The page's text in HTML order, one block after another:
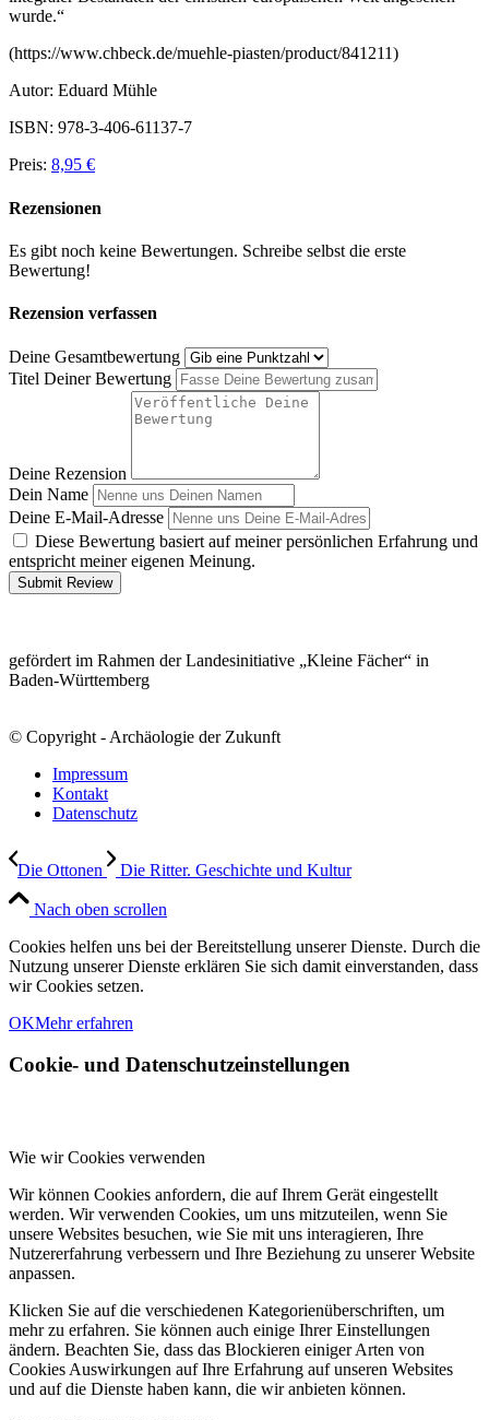
wurde.“
(https://www.chbeck.de/muehle-piasten/product/841211)
Autor: Eduard Mühle
ISBN: 978-3-406-61137-7
Preis: 8,95 €
Rezensionen
Es gibt noch keine Bewertungen. Schreibe selbst die erste
Bewertung!
Rezension verfassen
Deine Gesamtbewertung
Titel Deiner Bewertung
Deine Rezension
Dein Name
Deine E-Mail-Adresse
Diese Bewertung basiert auf meiner persönlichen Erfahrung und
entspricht meiner eigenen Meinung.
Submit Review
gefördert im Rahmen der Landesinitiative „Kleine Fächer“ in
Baden-Württemberg
© Copyright - Archäologie der Zukunft
Impressum
Kontakt
Datenschutz
Die Ottonen Die Ritter. Geschichte und Kultur
Nach oben scrollen
Cookies helfen uns bei der Bereitstellung unserer Dienste. Durch die
Nutzung unserer Dienste erklären Sie sich damit einverstanden, dass
wir Cookies setzen.
OKMehr erfahren
Cookie- und Datenschutzeinstellungen
Wie wir Cookies verwenden
Wir können Cookies anfordern, die auf Ihrem Gerät eingestellt
werden. Wir verwenden Cookies, um uns mitzuteilen, wenn Sie
unsere Websites besuchen, wie Sie mit uns interagieren, Ihre
Nutzererfahrung verbessern und Ihre Beziehung zu unserer Website
anpassen.
Klicken Sie auf die verschiedenen Kategorienüberschriften, um
mehr zu erfahren. Sie können auch einige Ihrer Einstellungen
ändern. Beachten Sie, dass das Blockieren einiger Arten von
Cookies Auswirkungen auf Ihre Erfahrung auf unseren Websites
und auf die Dienste haben kann, die wir anbieten können.